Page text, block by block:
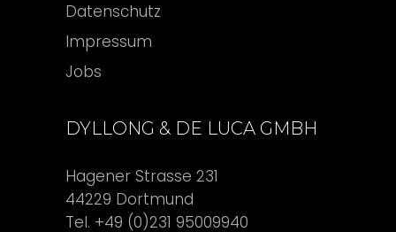
Datenschutz
Impressum
Jobs
DYLLONG & DE LUCA GMBH
Hagener Strasse 231
44229 Dortmund
Tel. +49 (0)231 95009940